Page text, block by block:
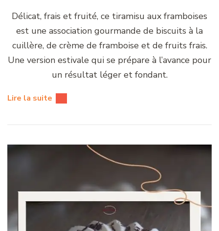
Délicat, frais et fruité, ce tiramisu aux framboises
est une association gourmande de biscuits à la
cuillère, de crème de framboise et de fruits frais.
Une version estivale qui se prépare à l’avance pour
un résultat léger et fondant.
Lire la suite